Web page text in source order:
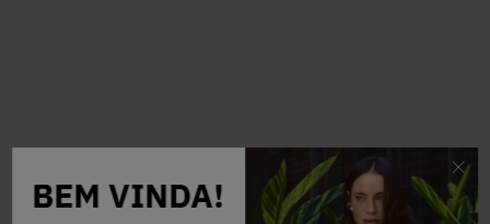
BEM VINDA!